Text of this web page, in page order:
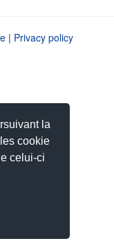
la
cookie
celui-ci
| Privacy policy